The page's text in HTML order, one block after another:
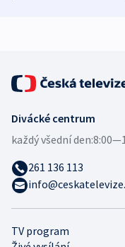
TV program
Divácké centrum
každý všední den:
261 136 113